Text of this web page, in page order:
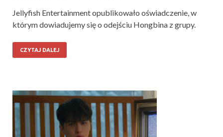
Jellyfish Entertainment opublikowało oświadczenie, w
którym dowiadujemy się o odejściu Hongbina z grupy.
CZYTAJ DALEJ